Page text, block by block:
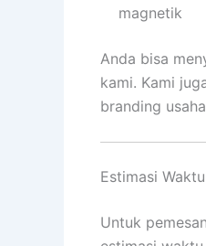
magnetik
Anda bisa
kami. Kami
branding
Estimasi
Untuk